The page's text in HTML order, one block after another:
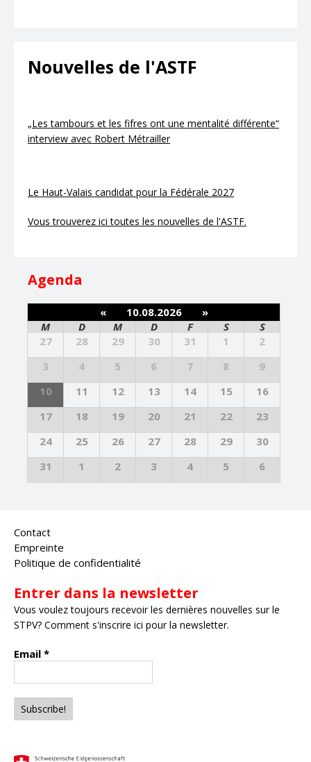
Nouvelles de l'ASTF
„Les tambours et les fifres ont une mentalité différente“
interview avec Robert Métrailler
Le Haut-Valais candidat pour la Fédérale 2027
Vous trouverez ici toutes les nouvelles de l'ASTF.
Agenda
« 10.08.2026
»
M
D M D F S
S
27
28 29 30 31 1
2
3
4 5 6 7 8
9
10
11 12 13 14 15
16
17
18 19 20 21 22
23
24
25 26 27 28 29
30
31
1 2 3 4 5 6
Contact
Empreinte
Politique de confidentialité
Entrer dans la newsletter
Vous voulez toujours recevoir les dernières nouvelles sur le
STPV? Comment s'inscrire ici pour la newsletter.
Email *